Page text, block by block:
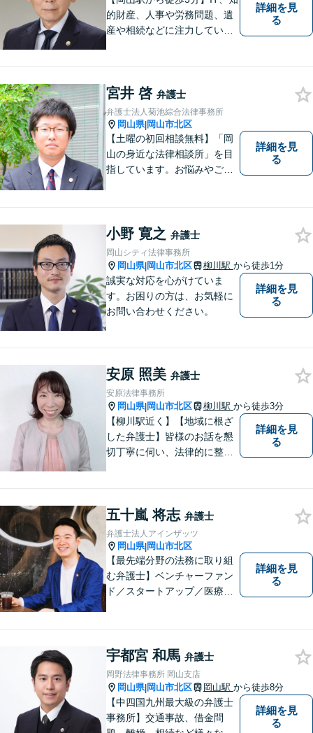
的財産、人事や労務問題、遺
産や相続などに注力していま
相談ください。依頼者さまの
サポートができるよう努めて
まいります。
詳細を見
る
宮井 啓 弁護士
弁護士法人菊池綜合法律事務所
岡山県|岡山市北区
【土曜の初回相談無料】「岡
山の身近な法律相談所」を目
指しています。お悩みやご不
でも構いません。お気軽にご
相談ください。【土曜日も受
付可能】【専用駐車場あり】
詳細を見
る
小野 寛之 弁護士
岡山シティ法律事務所
岡山県|岡山市北区 柳川駅 から徒歩1分
誠実な対応を心がけていま
す。お困りの方は、お気軽に
お問い合わせください。
詳細を見
る
安原 照美 弁護士
安原法律事務所
岡山県|岡山市北区 柳川駅 から徒歩3分
【柳川駅近く】【地域に根ざ
した弁護士】皆様のお話を懇
切丁寧に伺い、法律的に整理
少しでも解決されますよう，
誠心誠意努力いたす所存で
す。皆様方のご来所をお待ち
しております。
詳細を見
る
五十嵐 将志 弁護士
弁護士法人アインザッツ
岡山県|岡山市北区
【最先端分野の法務に取り組
む弁護士】ベンチャーファン
ド／スタートアップ／医療介
に積極的に取り組みます。少
数の案件に集中し、「迅速対
応」を実現します！
詳細を見
る
宇都宮 和馬 弁護士
岡野法律事務所 岡山支店
岡山県|岡山市北区 岡山駅 から徒歩8分
【中四国九州最大級の弁護士
事務所】交通事故、借金問
詳細を見
る